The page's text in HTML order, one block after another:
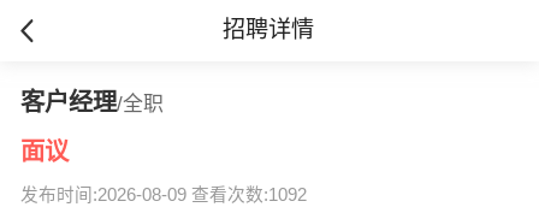
招聘详情
客户经理/全职
面议
发布时间:2026-08-09 查看次数:1092